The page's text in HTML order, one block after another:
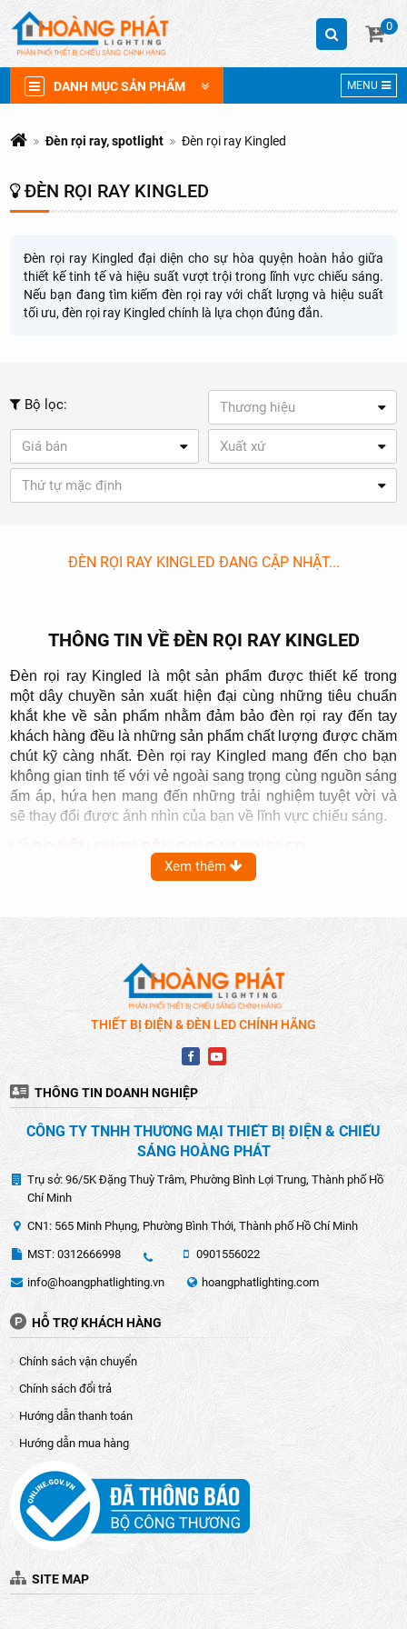
0
DANH MỤC SẢN PHẨM MENU
Đèn rọi ray, spotlight Đèn rọi ray Kingled
ĐÈN RỌI RAY KINGLED
Đèn rọi ray Kingled đại diện cho sự hòa quyện hoàn hảo giữa
thiết kế tinh tế và hiệu suất vượt trội trong lĩnh vực chiếu sáng.
Nếu bạn đang tìm kiếm đèn rọi ray với chất lượng và hiệu suất
tối ưu, đèn rọi ray Kingled chính là lựa chọn đúng đắn.
Bộ lọc: Thương hiệu
Giá bán Xuất xứ
Thứ tự mặc định
ĐÈN RỌI RAY KINGLED ĐANG CẬP NHẬT...
THÔNG TIN VỀ ĐÈN RỌI RAY KINGLED
Đèn rọi ray Kingled là một sản phẩm được thiết kế trong
một dây chuyền sản xuất hiện đại cùng những tiêu chuẩn
khắt khe về sản phẩm nhằm đảm bảo đèn rọi ray đến tay
khách hàng đều là những sản phẩm chất lượng được chăm
chút kỹ càng nhất. Đèn rọi ray Kingled mang đến cho bạn
không gian tinh tế với vẻ ngoài sang trọng cùng nguồn sáng
ấm áp, hứa hẹn mang đến những trải nghiệm tuyệt vời và
sẽ thay đổi được ánh nhìn của bạn về lĩnh vực chiếu sáng.
Hiệu suất chiếu sáng ưu việt:Đèn rọi ray Kingled được
mẽ, rõ nét và ổn định. Điều này làm cho
đèn rọi ray,
mọi ứng dụng chiếu sáng, từ sân khấu, sự kiện đặc biệt,
đến chiếu sáng kiến trúc và quảng cáo.
Tiết kiệm năng lượng:Kingled cam kết đảm bảo hiệu suất
tốt nhất đi cùng với khả năng tiết kiệm điện năng tuyệt vời.
Điều này giúp giảm hóa đơn điện, đồng thời góp phần bảo
vệ môi trường.
Đèn rọi ray 20W DTL-20SS Kingled
Tùy chọn góc chiếu:Đèn rọi ray có thể điều chỉnh góc
chiếu một cách dể dàng nhờ hai khớp nối trên thân đèn. Do
đó, người dùng có thể linh hoạt điều chỉnh theo mọi nhu
cầu chiếu sáng.
Sản phẩm được cấu tạo từ nguồn
nguyên vật liệu chất lượng cao, đảm bảo độ bền sản phẩm
Xem thêm
THIẾT BỊ ĐIỆN & ĐÈN LED CHÍNH HÃNG
THÔNG TIN DOANH NGHIỆP
CÔNG TY TNHH THƯƠNG MẠI THIẾT BỊ ĐIỆN & CHIẾU
SÁNG HOÀNG PHÁT
Trụ sở: 96/5K Đặng Thuỳ Trâm, Phường Bình Lợi Trung, Thành phố Hồ
Chí Minh
CN1: 565 Minh Phụng, Phường Bình Thới, Thành phố Hồ Chí Minh
MST: 0312666998 0901556022
info@hoangphatlighting.vn hoangphatlighting.com
HỖ TRỢ KHÁCH HÀNG
Chính sách vận chuyển
Chính sách đổi trả
Hướng dẫn thanh toán
Hướng dẫn mua hàng
SITE MAP